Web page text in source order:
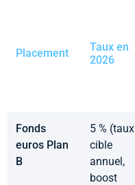
Placement
Taux en
2026
Fonds
euros Plan
B
5 % (taux
cible
annuel,
boost